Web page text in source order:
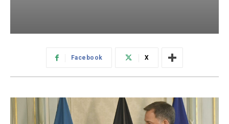
Facebook X